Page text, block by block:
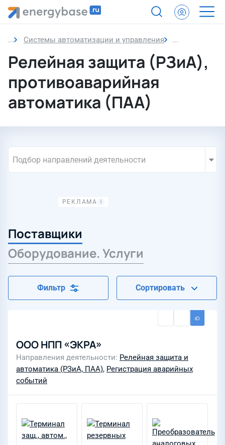
Системы автоматизации и управления Релейная
Релейная защита (РЗиА),
противоаварийная
автоматика (ПАА)
Подбор направлений деятельности
Поставщики
Оборудование. Услуги
Фильтр Сортировать
ООО НПП «ЭКРА»
Направления деятельности Релейная защита и
автоматика (РЗиА, ПАА), Регистрация аварийных
событий